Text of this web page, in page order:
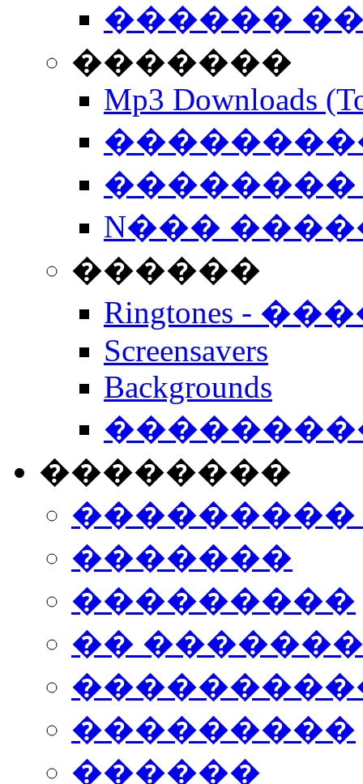
������
�������
Mp3 Downloads
��������
N���
������
Ringtones -
Screensavers
Backgrounds
��������
���������
�������
���������
��
���������
������